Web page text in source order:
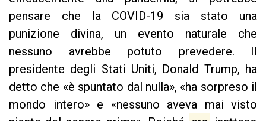
pensare che la COVID-19 sia stato una
punizione divina, un evento naturale che
nessuno avrebbe potuto prevedere. Il
presidente degli Stati Uniti, Donald Trump, ha
detto che «è spuntato dal nulla», «ha sorpreso il
mondo intero» e «nessuno aveva mai visto